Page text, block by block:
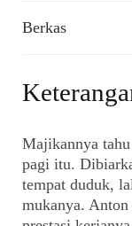
Berkas
Majikannya
pagi itu.
tempat duduk,
mukanya.